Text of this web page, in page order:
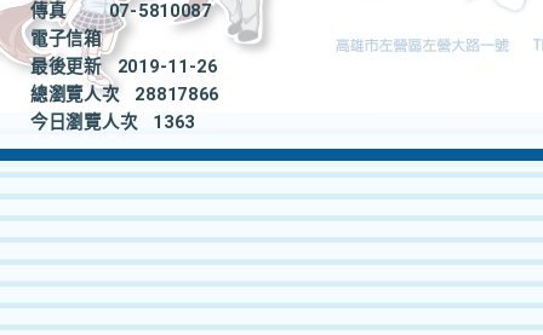
傳真
07-5810087
電子信箱
最後更新
2019-11-26
總瀏覽人次
28817866
今日瀏覽人次
1363